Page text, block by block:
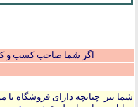
اگر شما صاحب کسب و کار
شما نیز چنانچه دارای فروشگاه